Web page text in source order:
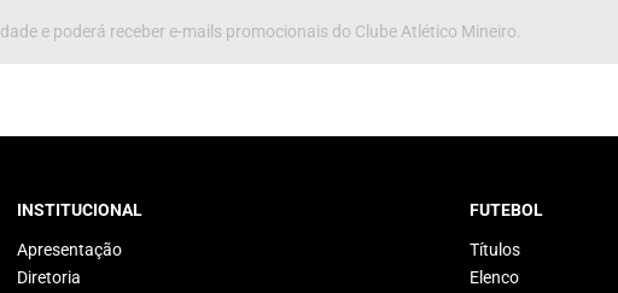
e poderá receber e-mails promocionais do Clube Atlético Mineiro.
INSTITUCIONAL
Apresentação
Diretoria
FUTEBOL
Títulos
Elenco